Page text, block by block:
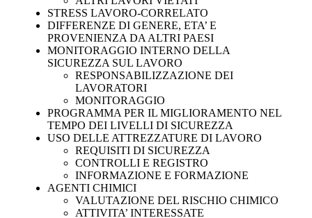
STRESS LAVORO-CORRELATO
DIFFERENZE DI GENERE, ETA’ E
PROVENIENZA DA ALTRI PAESI
MONITORAGGIO INTERNO DELLA
SICUREZZA SUL LAVORO
RESPONSABILIZZAZIONE DEI
LAVORATORI
MONITORAGGIO
PROGRAMMA PER IL MIGLIORAMENTO NEL
TEMPO DEI LIVELLI DI SICUREZZA
USO DELLE ATTREZZATURE DI LAVORO
REQUISITI DI SICUREZZA
CONTROLLI E REGISTRO
INFORMAZIONE E FORMAZIONE
AGENTI CHIMICI
VALUTAZIONE DEL RISCHIO CHIMICO
ATTIVITA’ INTERESSATE